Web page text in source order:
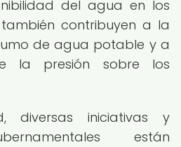
del agua en los
contribuyen a la
de agua potable y a
la presión sobre los
diversas iniciativas y
están